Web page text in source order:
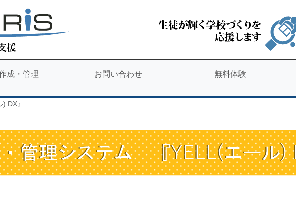
成・管理 お問い合わせ 無料体験
DX』